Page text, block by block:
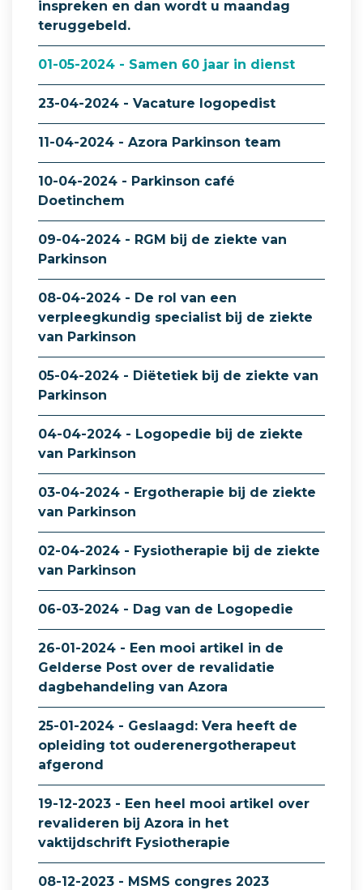
inspreken en dan wordt u maandag
teruggebeld.
01-05-2024 - Samen 60 jaar in dienst
23-04-2024 - Vacature logopedist
11-04-2024 - Azora Parkinson team
10-04-2024 - Parkinson café
Doetinchem
09-04-2024 - RGM bij de ziekte van
Parkinson
08-04-2024 - De rol van een
verpleegkundig specialist bij de ziekte
van Parkinson
05-04-2024 - Diëtetiek bij de ziekte van
Parkinson
04-04-2024 - Logopedie bij de ziekte
van Parkinson
03-04-2024 - Ergotherapie bij de ziekte
van Parkinson
02-04-2024 - Fysiotherapie bij de ziekte
van Parkinson
06-03-2024 - Dag van de Logopedie
26-01-2024 - Een mooi artikel in de
Gelderse Post over de revalidatie
dagbehandeling van Azora
25-01-2024 - Geslaagd: Vera heeft de
opleiding tot ouderenergotherapeut
afgerond
19-12-2023 - Een heel mooi artikel over
revalideren bij Azora in het
vaktijdschrift Fysiotherapie
08-12-2023 - MSMS congres 2023